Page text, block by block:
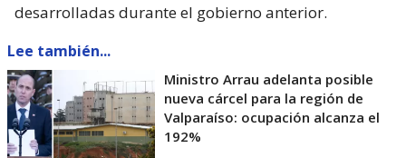
desarrolladas durante el gobierno anterior.
Lee también...
Ministro Arrau adelanta posible
nueva cárcel para la región de
Valparaíso: ocupación alcanza el
192%